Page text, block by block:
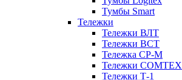
Тумбы Smart
Тележки
Тележки ВЛТ
Тележки ВСТ
Тележка СР-М
Тележки COMTEX
Тележки Т-1